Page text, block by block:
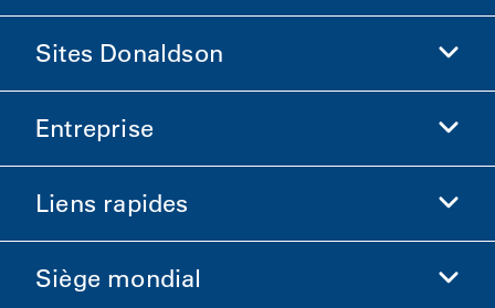
Sites Donaldson
Donaldson Sciences de la vie
Entreprise
Informations sur l'entreprise
Carrières
Liens rapides
Investisseurs
Siège mondial